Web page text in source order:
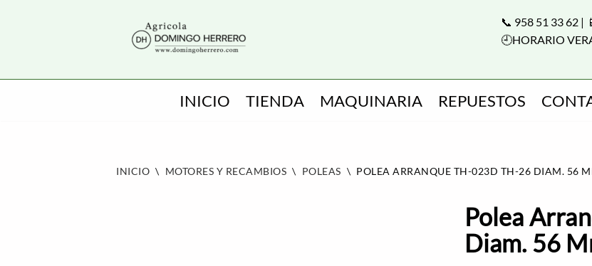
📞 958 51 33 62 |
🕘HORARIO
INICIO TIENDA MAQUINARIA REPUESTOS
INICIO \ MOTORES Y RECAMBIOS \ POLEAS \ POLEA ARRANQUE TH-023D TH-26 DIAM. 56
Polea
Diam. 56